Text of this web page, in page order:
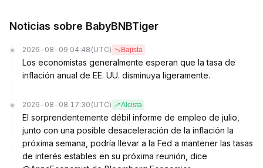
Noticias sobre BabyBNBTiger
2026-08-09 04:48 (UTC) Bajista
Los economistas generalmente esperan que la tasa de
inflación anual de EE. UU. disminuya ligeramente.
2026-08-08 17:30 (UTC) Alcista
El sorprendentemente débil informe de empleo de julio,
junto con una posible desaceleración de la inflación la
próxima semana, podría llevar a la Fed a mantener las tasas
de interés estables en su próxima reunión, dice